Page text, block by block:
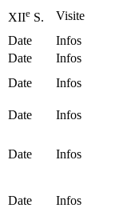
XIIe S.
Visite
Date
Infos
Date
Infos
Date Infos
Date Infos
Date Infos
Date Infos